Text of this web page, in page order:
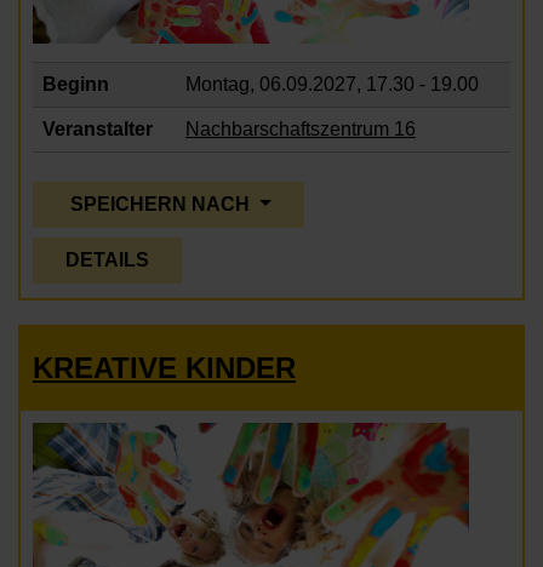
Beginn Montag, 06.09.2027, 17.30 - 19.00
Veranstalter Nachbarschaftszentrum 16
SPEICHERN NACH
DETAILS
KREATIVE KINDER